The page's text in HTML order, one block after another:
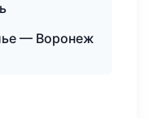
— Воронеж